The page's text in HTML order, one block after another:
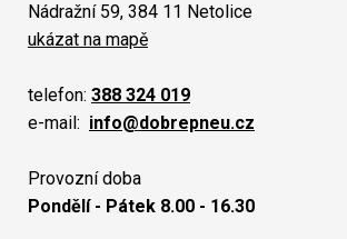
Nádražní 59, 384 11 Netolice
ukázat na mapě
telefon: 388 324 019
e-mail: info@dobrepneu.cz
Provozní doba
Pondělí - Pátek 8.00 - 16.30